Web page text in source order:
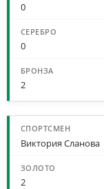
0
0
2
Виктория Сланова
2